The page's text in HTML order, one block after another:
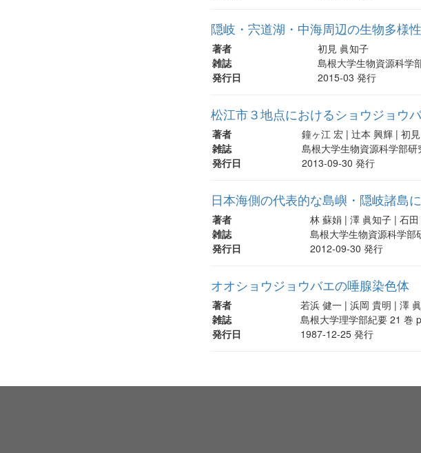
隠岐・宍道湖・中海周辺の生物多様
著者
初見 眞知子
雑誌
島根大学生物資源科学
発行日
2015-03 発行
松江市３地点におけるショウジョウ
著者
鐘ヶ江 宏 | 辻本 興輝 | 初
雑誌
島根大学生物資源科学部
発行日
2013-09-30 発行
日本海側の代表的な島嶼・隠岐諸島
著者
林 蘇娟 | 澤 眞知子 | 石
雑誌
島根大学生物資源科学
発行日
2012-09-30 発行
オオショウジョウバエの唾腺染色体
著者
若浜 健一 | 浜岡 貴明 | 澤
雑誌
島根大学理学部紀要 21 巻
発行日
1987-12-25 発行